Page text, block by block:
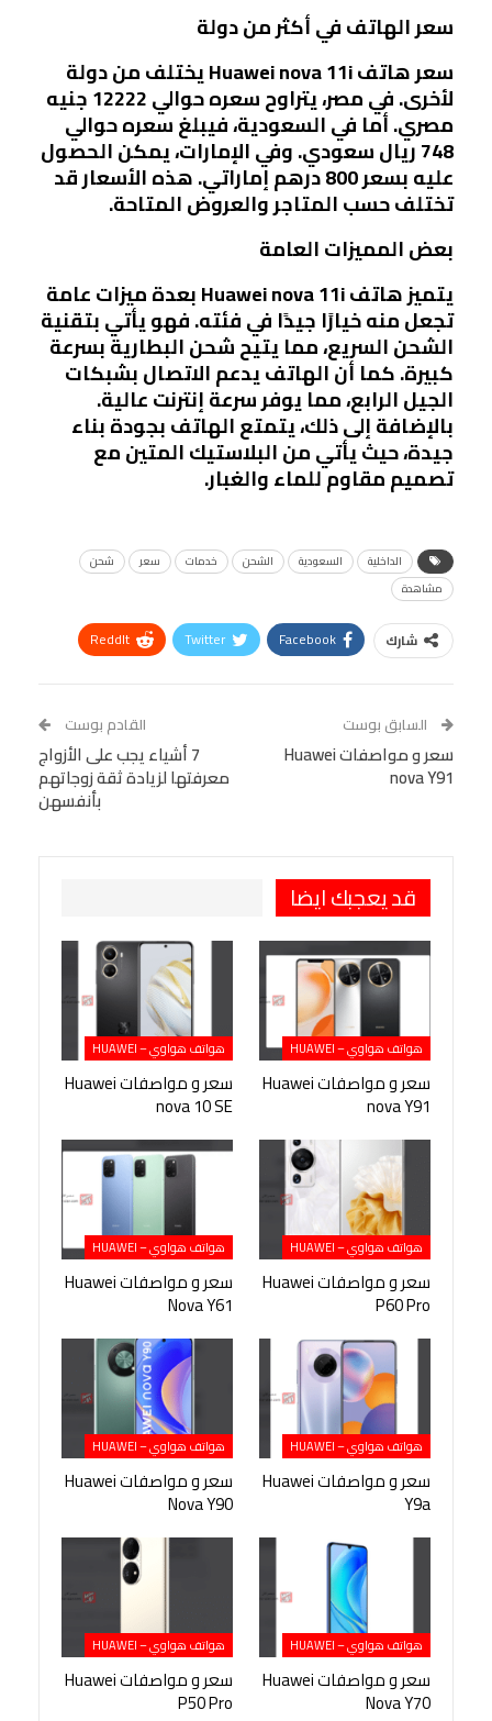
سعر الهاتف في أكثر من دولة
سعر هاتف Huawei nova 11i يختلف من دولة
لأخرى. في مصر، يتراوح سعره حوالي 12222 جنيه
مصري. أما في السعودية، فيبلغ سعره حوالي
748 ريال سعودي. وفي الإمارات، يمكن الحصول
عليه بسعر 800 درهم إماراتي. هذه الأسعار قد
تختلف حسب المتاجر والعروض المتاحة.
بعض المميزات العامة
يتميز هاتف Huawei nova 11i بعدة ميزات عامة
تجعل منه خيارًا جيدًا في فئته. فهو يأتي بتقنية
الشحن السريع، مما يتيح شحن البطارية بسرعة
كبيرة. كما أن الهاتف يدعم الاتصال بشبكات
الجيل الرابع، مما يوفر سرعة إنترنت عالية.
بالإضافة إلى ذلك، يتمتع الهاتف بجودة بناء
جيدة، حيث يأتي من البلاستيك المتين مع
تصميم مقاوم للماء والغبار.
الداخلية السعودية الشحن خدمات سعر
شحن
مشاهدة
شارك Facebook
Twitter
ReddIt
Tumblr
البريد الإلكتروني
StumbleUpon
VK
Digg
BlackBerry
Viber
السابق بوست
سعر و مواصفات Huawei
nova Y91
القادم بوست
7 أشياء يجب على الأزواج
معرفتها لزيادة ثقة زوجاتهم
بأنفسهن
قد يعجبك ايضا
هواتف هواوي – HUAWEI
سعر و مواصفات Huawei
nova Y91
هواتف هواوي – HUAWEI
سعر و مواصفات Huawei
nova 10 SE
هواتف هواوي – HUAWEI
سعر و مواصفات Huawei
P60 Pro
هواتف هواوي – HUAWEI
سعر و مواصفات Huawei
Nova Y61
هواتف هواوي – HUAWEI
سعر و مواصفات Huawei
Y9a
هواتف هواوي – HUAWEI
سعر و مواصفات Huawei
Nova Y90
هواتف هواوي – HUAWEI
سعر و مواصفات Huawei
Nova Y70
هواتف هواوي – HUAWEI
سعر و مواصفات Huawei
P50 Pro